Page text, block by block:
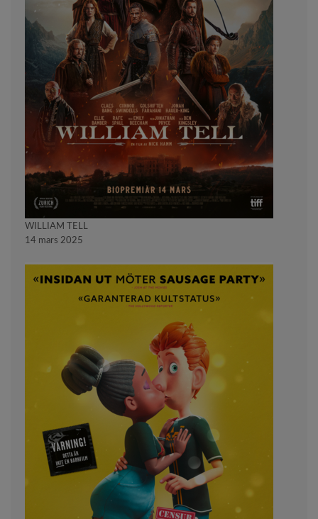
WILLIAM TELL
14 mars 2025